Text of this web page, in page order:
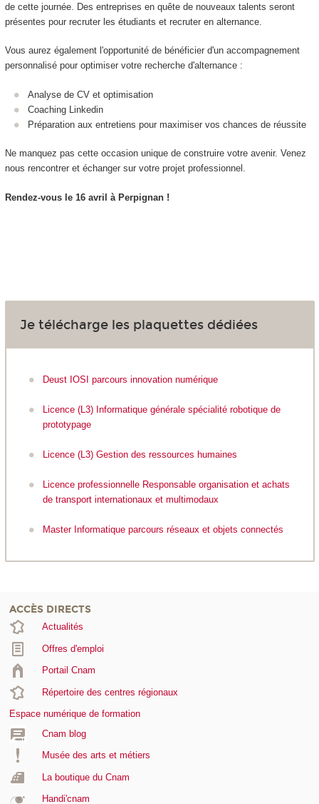
de cette journée. Des entreprises en quête de nouveaux talents seront
présentes pour recruter les étudiants et recruter en alternance.
Vous aurez également l'opportunité de bénéficier d'un accompagnement
personnalisé pour optimiser votre recherche d'alternance:
Analyse de CV et optimisation
Coaching Linkedin
Préparation aux entretiens pour maximiser vos chances de réussite
Ne manquez pas cette occasion unique de construire votre avenir. Venez
nous rencontrer et échanger sur votre projet professionnel.
Rendez-vous le 16 avril à Perpignan !
Je télécharge les plaquettes dédiées
Deust IOSI parcours innovation numérique
Licence (L3) Informatique générale spécialité robotique de
prototypage
Licence (L3) Gestion des ressources humaines
Licence professionnelle Responsable organisation et achats
de transport internationaux et multimodaux
Master Informatique parcours réseaux et objets connectés
ACCÈS DIRECTS
Actualités
Offres d'emploi
Portail Cnam
Répertoire des centres régionaux
Espace numérique de formation
Cnam blog
Musée des arts et métiers
La boutique du Cnam
Handi'cnam